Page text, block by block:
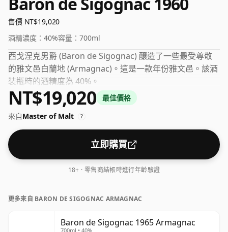
售價 NT$19,020
酒精濃度： 40%容量： 700ml
西戈涅克男爵 (Baron de Sigognac) 釀造了一些最受尊敬
的雅文邑白蘭地 (Armagnac)。這是一款年份雅文邑。該酒
裝瓶時的酒精度為 40%。
NT$19,020
最佳價格
來自Master of Malt ?
立即購買
18+ · 零售商結帳時進行年齡驗證
更多來自 BARON DE SIGOGNAC ARMAGNAC
Baron de Sigognac 1965 Armagnac
700ml • 40%